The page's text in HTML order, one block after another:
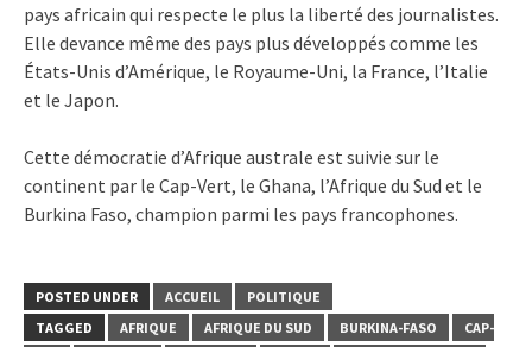
pays africain qui respecte le plus la liberté des journalistes.
Elle devance même des pays plus développés comme les
États-Unis d’Amérique, le Royaume-Uni, la France, l’Italie
et le Japon.
Cette démocratie d’Afrique australe est suivie sur le
continent par le Cap-Vert, le Ghana, l’Afrique du Sud et le
Burkina Faso, champion parmi les pays francophones.
POSTED UNDER ACCUEIL
POLITIQUE
TAGGED
AFRIQUE AFRIQUE DU SUD BURKINA-FASO
CAP-